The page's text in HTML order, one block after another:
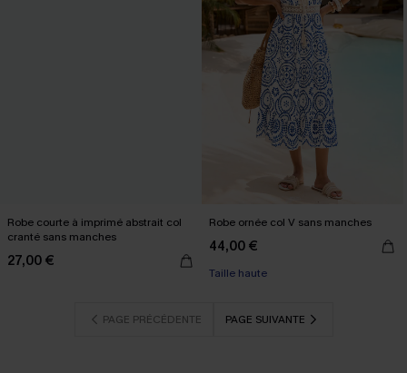
Robe courte à imprimé abstrait col
cranté sans manches
27,00 €
Robe ornée col V sans manches
44,00 €
Taille haute
PAGE PRÉCÉDENTE PAGE SUIVANTE